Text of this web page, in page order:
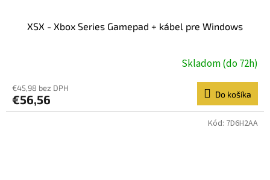
XSX - Xbox Series Gamepad + kábel pre Windows
Skladom (do 72h)
€45,98 bez DPH
€56,56 Do košíka
Kód: 7D6H2AA